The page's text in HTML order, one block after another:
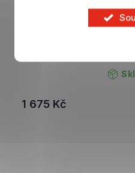
Dřevěné puzzle
1 675 Kč